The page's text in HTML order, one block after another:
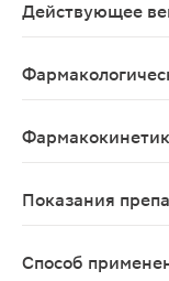
Действующее
Показания
Способ